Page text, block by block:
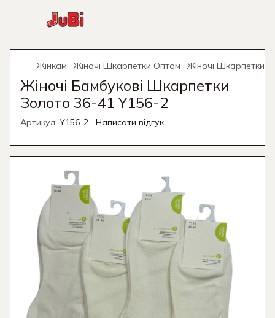
Жінкам Жіночі Шкарпетки Оптом Жіночі Шкарпетки
Жіночі Бамбукові Шкарпетки
Золото 36-41 Y156-2
Артикул: Y156-2 Написати відгук